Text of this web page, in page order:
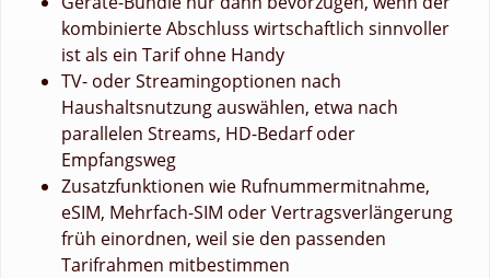
kombinierte Abschluss wirtschaftlich sinnvoller
ist als ein Tarif ohne Handy
TV- oder Streamingoptionen nach
Haushaltsnutzung auswählen, etwa nach
parallelen Streams, HD-Bedarf oder
Empfangsweg
Zusatzfunktionen wie Rufnummermitnahme,
eSIM, Mehrfach-SIM oder Vertragsverlängerung
früh einordnen, weil sie den passenden
Tarifrahmen mitbestimmen